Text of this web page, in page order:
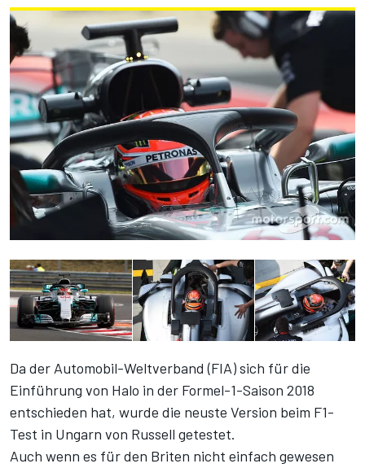
Da der Automobil-Weltverband (FIA) sich für die
Einführung von Halo in der Formel-1-Saison 2018
entschieden hat, wurde die neuste Version beim F1-
Test in Ungarn von Russell getestet.
Auch wenn es für den Briten nicht einfach gewesen